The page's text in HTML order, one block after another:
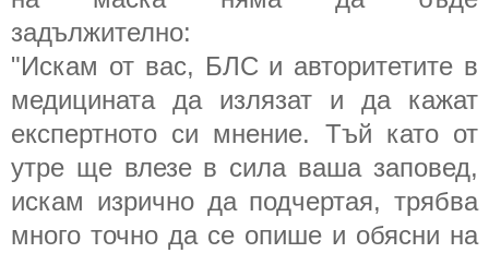
задължително:
"Искам от вас, БЛС и авторитетите в
медицината да излязат и да кажат
експертното си мнение. Тъй като от
утре ще влезе в сила ваша заповед,
искам изрично да подчертая, трябва
много точно да се опише и обясни на